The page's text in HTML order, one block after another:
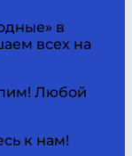
в
всех на
Любой
к нам!